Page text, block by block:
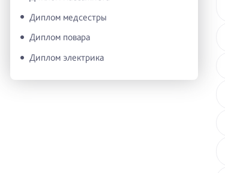
Диплом медсестры
Диплом повара
Диплом электрика